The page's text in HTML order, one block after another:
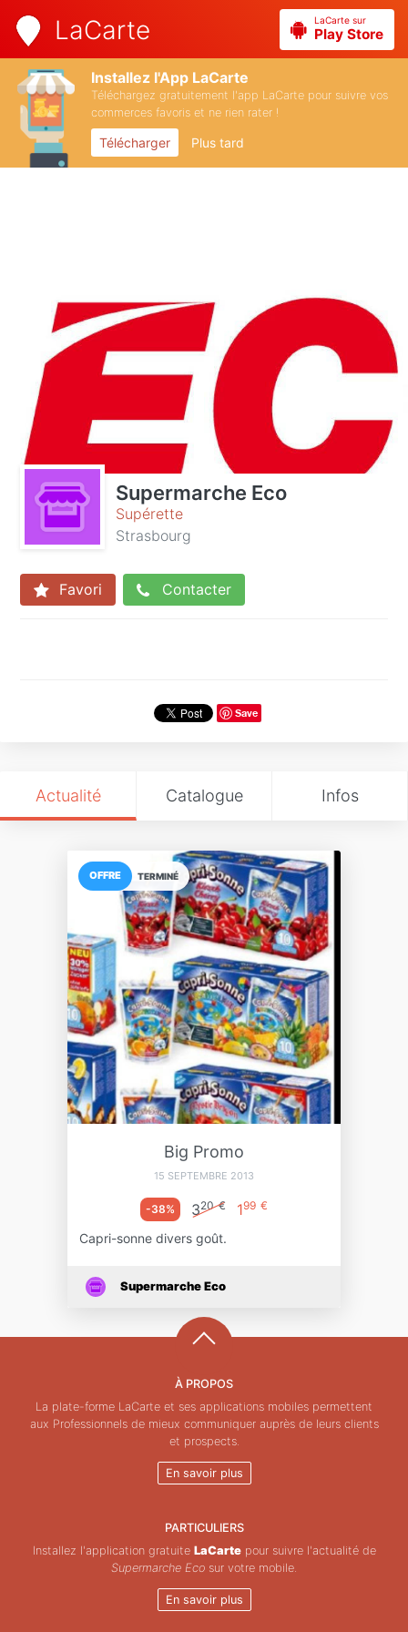
LaCarte LaCarte sur
Play Store
Installez l'App LaCarte
Téléchargez gratuitement l'app LaCarte pour suivre vos
commerces favoris et ne rien rater !
Télécharger Plus tard
Supermarche Eco
Supérette
Strasbourg
Favori Contacter
Save
Actualité Catalogue Infos
TERMINÉ
OFFRE
Big Promo
15 SEPTEMBRE 2013
-38% 320 € 199 €
Capri-sonne divers goût.
Supermarche Eco
À PROPOS
La plate-forme LaCarte et ses applications mobiles permettent
aux Professionnels de mieux communiquer auprès de leurs clients
et prospects.
En savoir plus
PARTICULIERS
Installez l'application gratuite LaCartepour suivre l'actualité de
Supermarche Eco sur votre mobile.
En savoir plus